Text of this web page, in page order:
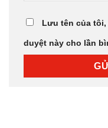
Lưu tên của
duyệt này cho lần